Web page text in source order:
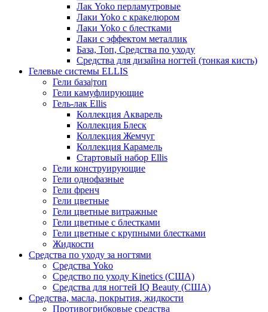
Лак Yoko перламутровые
Лаки Yoko с кракелюром
Лаки Yoko с блестками
Лаки с эффектом металлик
База, Топ, Средства по уходу
Средства для дизайна ногтей (тонкая кисть)
Гелевые системы ELLIS
Гели база|топ
Гели камуфлирующие
Гель-лак Ellis
Коллекция Акварель
Коллекция Блеск
Коллекция Жемчуг
Коллекция Карамель
Стартовый набор Ellis
Гели конструирующие
Гели однофазные
Гели френч
Гели цветные
Гели цветные витражные
Гели цветные с блестками
Гели цветные с крупными блестками
Жидкости
Средства по уходу за ногтями
Средства Yoko
Средство по уходу Kinetics (США)
Средства для ногтей IQ Beauty (США)
Средства, масла, покрытия, жидкости
Противогрибковые средства